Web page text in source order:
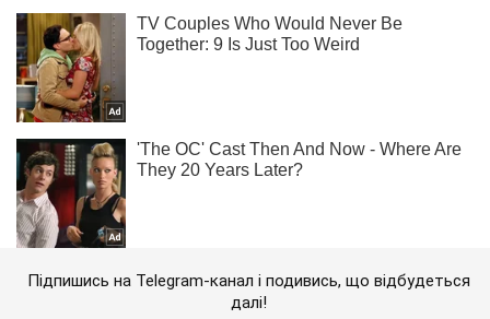
Підпишись на Telegram-канал і подивись, що відбудеться
далі!